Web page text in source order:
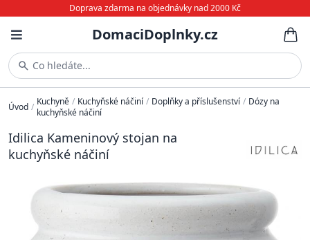
Doprava zdarma na objednávky nad 2000 Kč
DomaciDoplnky.cz
Co hledáte...
Úvod / Kuchyně / Kuchyňské náčiní / Doplňky a příslušenství / Dózy na
kuchyňské náčiní
Idilica Kameninový stojan na
kuchyňské náčiní